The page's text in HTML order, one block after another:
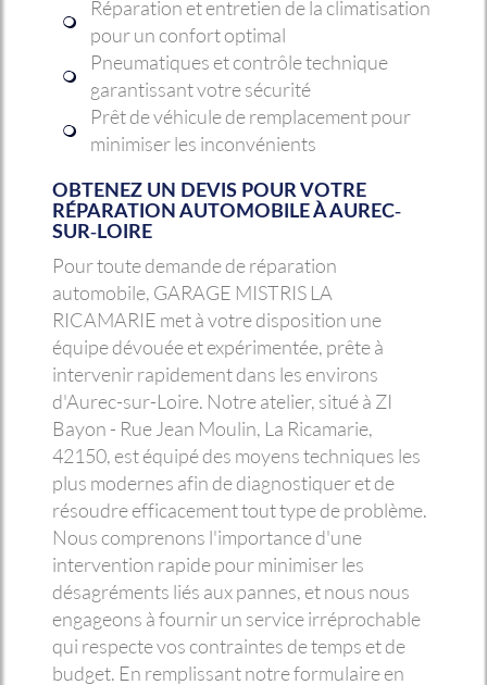
Réparation et entretien de la climatisation
pour un confort optimal
Pneumatiques et contrôle technique
garantissant votre sécurité
Prêt de véhicule de remplacement pour
minimiser les inconvénients
OBTENEZ UN DEVIS POUR VOTRE
RÉPARATION AUTOMOBILE À AUREC-
SUR-LOIRE
Pour toute demande de réparation
automobile, GARAGE MISTRIS LA
RICAMARIE met à votre disposition une
équipe dévouée et expérimentée, prête à
intervenir rapidement dans les environs
d'Aurec-sur-Loire. Notre atelier, situé à ZI
Bayon - Rue Jean Moulin, La Ricamarie,
42150, est équipé des moyens techniques les
plus modernes afin de diagnostiquer et de
résoudre efficacement tout type de problème.
Nous comprenons l'importance d'une
intervention rapide pour minimiser les
désagréments liés aux pannes, et nous nous
engageons à fournir un service irréprochable
qui respecte vos contraintes de temps et de
budget. En remplissant notre formulaire en